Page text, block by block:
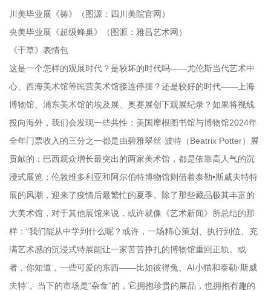
川美毕业展《祷》（图源：四川美院官网）
央美毕业展《超级蜂巢》（图源：雅昌艺术网）
《干草》表情包
这是一个怎样的观展时代？是较坏的时代吗——尤伦斯当代艺术中
心、西海美术馆等民营美术馆接连停摆？还是较好的时代——上海
博物馆、浦东美术馆的埃及展、奥赛展创下观展纪录？如果将视线
投向海外，我们会发现一些共性：美国摩根图书馆与博物馆2024年
全年门票收入的三分之一都是由碧雅翠丝·波特（Beatrix Potter）展
贡献的；巴西观众增长最突出的两家美术馆，都是依靠高人气的沉
浸式展览；伦敦维多利亚和阿尔伯特博物馆则借着泰勒•斯威夫特特
展的风潮，迎来了疫情后最繁忙的夏季。除了那些藏品极其丰富的
大美术馆，对于其他展馆来说，或许就像《艺术新闻》所总结的那
样：“我们能从中学到什么呢？或许，一场精心策划、执行到位、充
满艺术感的沉浸式特展能让一家苦苦挣扎的博物馆重回正轨。或
者，你知道，一些可爱的东西——比如彼得兔、AI小猫和泰勒·斯威
夫特”。当下的市场是“杂食”的，它拥抱珍贵的展品，也拥抱有趣的